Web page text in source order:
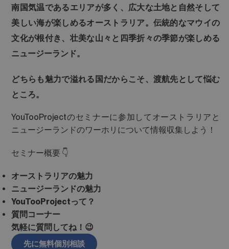
南国気温であるエリアが多く、広大な土地と自然そして
美しい海が楽しめるオーストラリア。伝統的なマウイの
文化が根付き、壮美な山々と四季折々の季節が楽しめる
ニュージーランド。
どちらも魅力で溢れる国だからこそ、渡航先として悩む
ところ。
YouTooProjectのセミナーに参加してオーストラリアと
ニュージーランドのワーホリについて情報収集しよう！
セミナー概要 👇
オーストラリアの魅力
ニュージーランドの魅力
YouTooProjectって？
質問コーナー
気軽に質問してね！😉
先に無料個別相談